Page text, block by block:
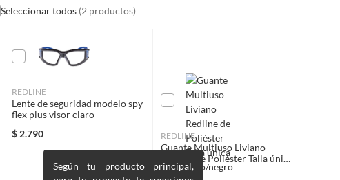
Seleccionar todos (2 productos)
REDLINE
Lente de seguridad modelo spy
flex plus visor claro
$ 2.790
Según tu producto principal,
REDLINE
Guante Multiuso Liviano
Redline de Poliéster Talla única
Rojo/negro
$1.690